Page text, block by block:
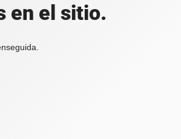
en el sitio.